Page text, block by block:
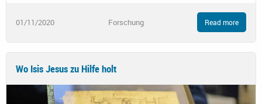
01/11/2020 Forschung Read more
Wo Isis Jesus zu Hilfe holt